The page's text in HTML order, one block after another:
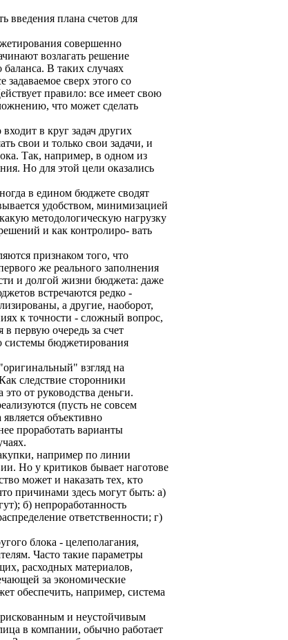
введения плана счетов для
совершенно
возлагать решение
В таких случаях
сверх этого со
правило: все имеет свою
что может сделать
в круг задач других
свои и только свои задачи, и
Так, например, в одном из
Но для этой цели оказались
в едином бюджете сводят
удобством, минимизацией
методологическую нагрузку
и как контролиро- вать
признаком того, что
же реального заполнения
и долгой жизни бюджета: даже
встречаются редко -
а другие, наоборот,
к точности - сложный вопрос,
первую очередь за счет
системы бюджетирования
взгляд на
следствие сторонники
от руководства деньги.
(пусть не совсем
объективно
проработать варианты
например по линии
Но у критиков бывает наготове
может и наказать тех, кто
причинами здесь могут быть: а)
б) непроработанность
ответственности; г)
блока - целеполагания,
Часто такие параметры
расходных материалов,
за экономические
обеспечить, например, система
и неустойчивым
в компании, обычно работает